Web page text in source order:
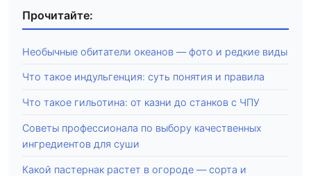
Прочитайте:
Необычные обитатели океанов — фото и редкие виды
Что такое индульгенция: суть понятия и правила
Что такое гильотина: от казни до станков с ЧПУ
Советы профессионала по выбору качественных
ингредиентов для суши
Какой пастернак растет в огороде — сорта и